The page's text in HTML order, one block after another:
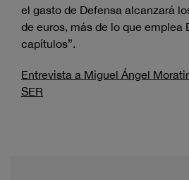
el gasto de Defensa alcanzará
de euros, más de lo que emplea
capítulos”.
Entrevista a Miguel Ángel
SER